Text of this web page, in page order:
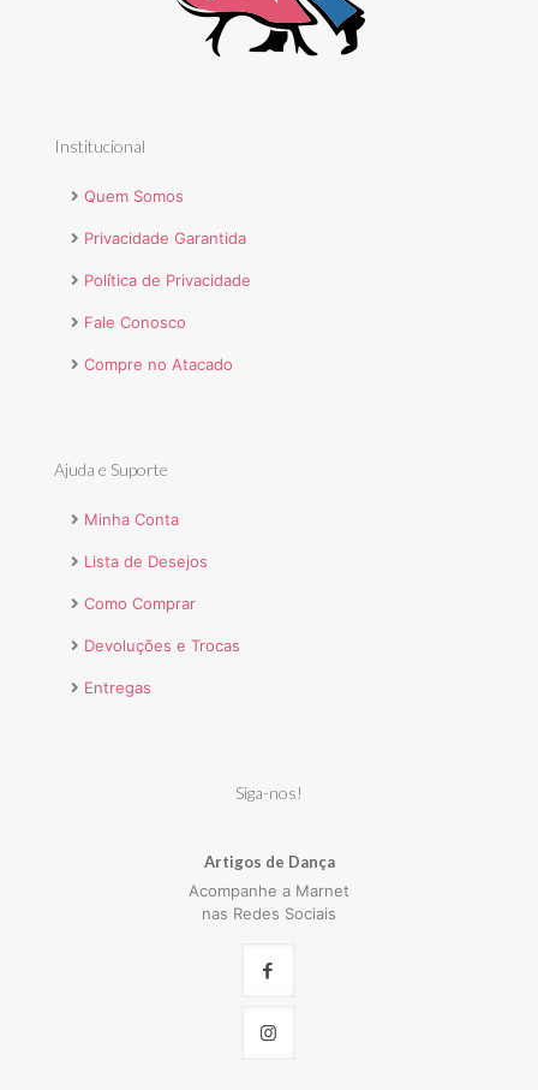
Institucional
Quem Somos
Privacidade Garantida
Política de Privacidade
Fale Conosco
Compre no Atacado
Ajuda e Suporte
Minha Conta
Lista de Desejos
Como Comprar
Devoluções e Trocas
Entregas
Siga-nos!
Artigos de Dança
Acompanhe a Marnet
nas Redes Sociais